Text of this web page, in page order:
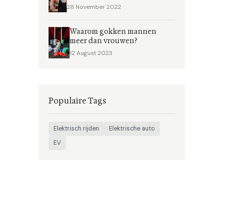
28 November 2022
Waarom gokken mannen
meer dan vrouwen?
12 August 2023
Populaire Tags
Elektrisch rijden
Elektrische auto
EV